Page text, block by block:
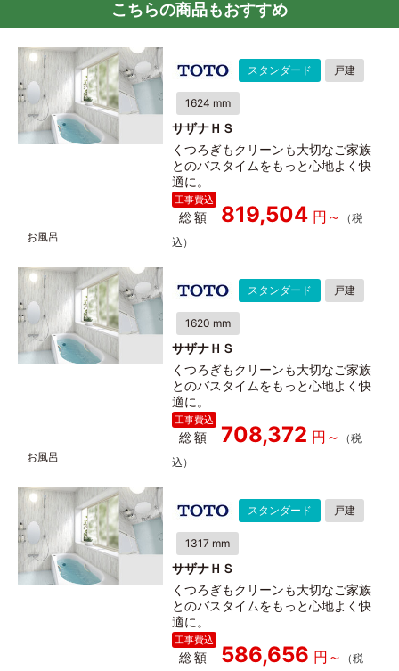
こちらの商品もおすすめ
スタンダード 戸建
1624 mm
サザナＨＳ
くつろぎもクリーンも大切なご家族
とのバスタイムをもっと心地よく快
適に。
総額 819,504
スタンダード 戸建
1620 mm
サザナＨＳ
くつろぎもクリーンも大切なご家族
とのバスタイムをもっと心地よく快
適に。
総額 708,372
スタンダード 戸建
1317 mm
サザナＨＳ
くつろぎもクリーンも大切なご家族
とのバスタイムをもっと心地よく快
適に。
総額 586,656